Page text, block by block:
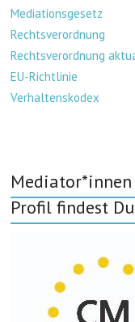
Mediationsgesetz
Rechtsverordnung
Rechtsverordnung
EU-Richtlinie
Verhaltenskodex
Profil findest